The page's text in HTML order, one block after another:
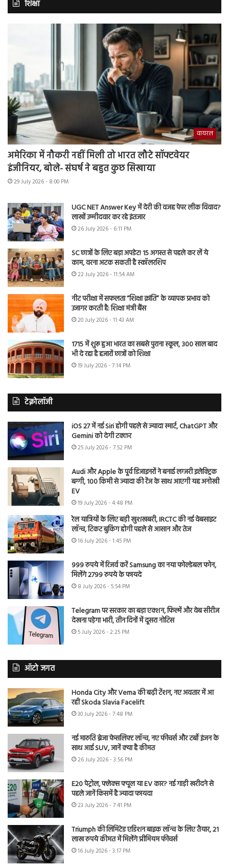
शिक्षा
वायरल
अमेरिका में नौकरी नहीं मिली तो भारत लौटे सॉफ्टवेयर
इंजीनियर, बोले- संघर्ष ने बहुत कुछ सिखाया
29 July 2026 - 8:00 PM
UGC NET Answer Key में देरी की वजह पेपर लीक विवाद?
लाखों उम्मीदवार कर रहे इंतजार
26 July 2026 - 6:11 PM
SC छात्रों के लिए बड़ा अपडेट! 15 अगस्त से पहले कर लें ये
काम, वरना अटक सकती है स्कॉलरशिप
22 July 2026 - 11:54 AM
नीट परीक्षा में सफलता “शिक्षा क्रांति” के व्यापक प्रभाव को
उजागर करती है: शिक्षा मंत्री बैंस
20 July 2026 - 11:43 AM
1715 में शुरू हुआ भारत का सबसे पुराना स्कूल, 300 साल बाद
भी दे रहा है हजारों छात्रों को शिक्षा
19 July 2026 - 7:14 PM
टेक्नोलॉजी
iOS 27 में नई Siri होगी पहले से ज्यादा स्मार्ट, ChatGPT और
Gemini को देगी टक्कर
25 July 2026 - 7:52 PM
Audi और Apple के पूर्व डिजाइनरों ने बनाई लग्जरी इलेक्ट्रिक
बग्गी, 100 किमी से ज्यादा की रेंज के साथ आएगी यह अनोखी
EV
19 July 2026 - 4:48 PM
रेल यात्रियों के लिए बड़ी खुशखबरी, IRCTC की नई वेबसाइट
लॉन्च, टिकट बुकिंग होगी पहले से आसान और तेज
16 July 2026 - 1:45 PM
999 रुपये में रिजर्व करें Samsung का नया फोल्डेबल फोन,
मिलेंगे 2799 रुपये के फायदे
8 July 2026 - 5:54 PM
Telegram पर सरकार का बड़ा एक्शन, फिल्में और वेब सीरीज
देखना पड़ेगा भारी, तीन दिनों में दूसरा नोटिस
5 July 2026 - 2:25 PM
ऑटो जगत
Honda City और Verna की बढ़ी टेंशन, नए अवतार में आ
रही Skoda Slavia Facelift
30 July 2026 - 7:48 PM
नई मारुति ब्रेजा फेसलिफ्ट लॉन्च, नए फीचर्स और टर्बो इंजन के
साथ आई SUV, जानें क्या है कीमत
26 July 2026 - 3:56 PM
E20 पेट्रोल, फ्लेक्स फ्यूल या EV कार? नई गाड़ी खरीदने से
पहले जानें किसमें है ज्यादा फायदा
23 July 2026 - 7:41 PM
Triumph की लिमिटेड एडिशन बाइक लॉन्च के लिए तैयार, 21
लाख रुपये कीमत में मिलेंगे प्रीमियम फीचर्स
16 July 2026 - 3:17 PM